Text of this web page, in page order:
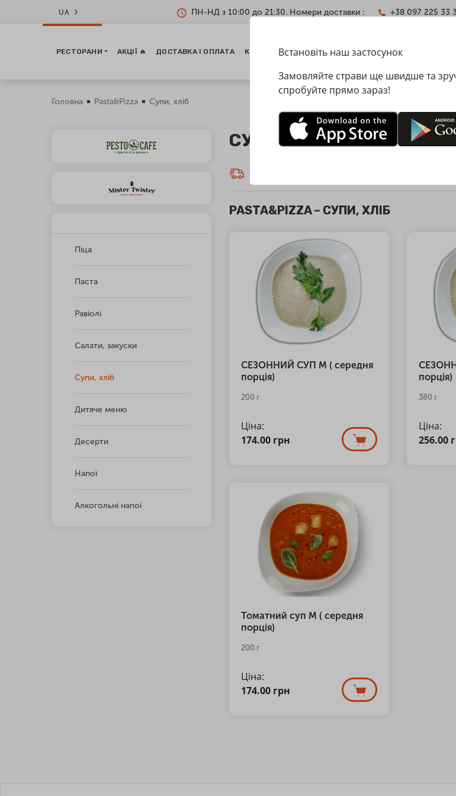
UA ПН-НД з 10:00 до 21:30. Номери доставки : +38 097 225 33
РЕСТОРАНИ АКЦІЇ 🔥 ДОСТАВКА І ОПЛАТА КОНТАКТИ
Головна Pasta&Pizza Супи, хліб
Піца
Паста
Равіолі
Салати, закуски
Супи, хліб
Дитяче меню
Десерти
Напої
Алкогольні напої
СУПИ, ХЛІБ
PASTA&PIZZA – СУПИ, ХЛІБ
СЕЗОННИЙ СУП М ( середня
порція)
200 г
Ціна:
174.00 грн
порція)
380 г
Ціна:
256.00
Томатний суп М ( середня
порція)
200 г
Ціна:
174.00 грн
Встановіть наш застосунок
Замовляйте страви ще швидше та
спробуйте прямо зараз!